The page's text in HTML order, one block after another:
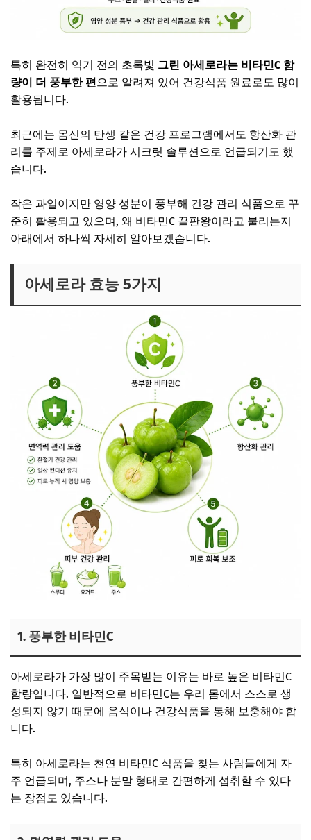
특히 완전히 익기 전의 초록빛 그린 아세로라는 비타민C 함
량이 더 풍부한 편으로 알려져 있어 건강식품 원료로도 많이
활용됩니다.
최근에는 몸신의 탄생 같은 건강 프로그램에서도 항산화 관
리를 주제로 아세로라가 시크릿 솔루션으로 언급되기도 했
습니다.
작은 과일이지만 영양 성분이 풍부해 건강 관리 식품으로 꾸
준히 활용되고 있으며, 왜 비타민C 끝판왕이라고 불리는지
아래에서 하나씩 자세히 알아보겠습니다.
아세로라 효능 5가지
1. 풍부한 비타민C
아세로라가 가장 많이 주목받는 이유는 바로 높은 비타민C
함량입니다. 일반적으로 비타민C는 우리 몸에서 스스로 생
성되지 않기 때문에 음식이나 건강식품을 통해 보충해야 합
니다.
특히 아세로라는 천연 비타민C 식품을 찾는 사람들에게 자
주 언급되며, 주스나 분말 형태로 간편하게 섭취할 수 있다
는 장점도 있습니다.